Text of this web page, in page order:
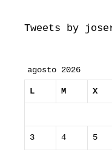
Tweets by
agosto 2026
L M X
3 4 5